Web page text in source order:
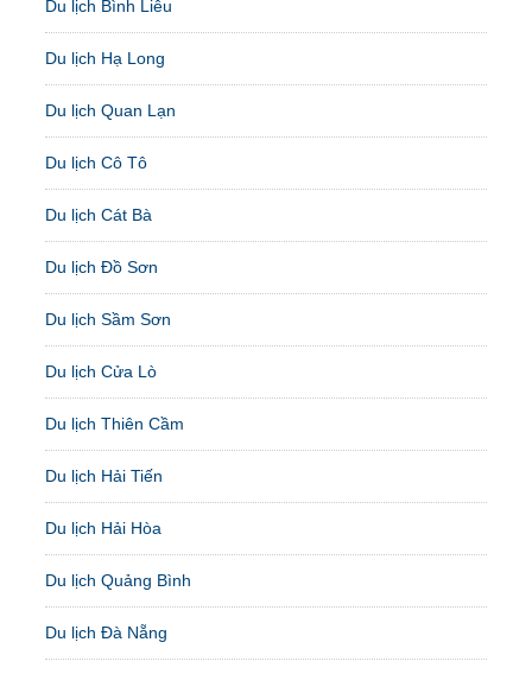
Du lịch Bình Liêu
Du lịch Hạ Long
Du lịch Quan Lạn
Du lịch Cô Tô
Du lịch Cát Bà
Du lịch Đồ Sơn
Du lịch Sầm Sơn
Du lịch Cửa Lò
Du lịch Thiên Cầm
Du lịch Hải Tiến
Du lịch Hải Hòa
Du lịch Quảng Bình
Du lịch Đà Nẵng